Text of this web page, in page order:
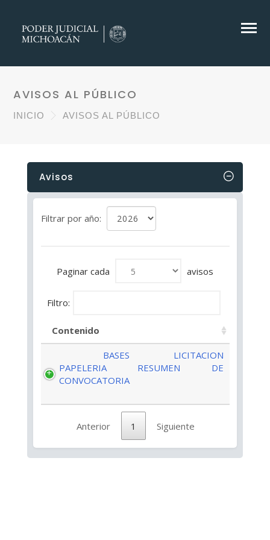
AVISOS AL PÚBLICO
INICIO AVISOS AL PÚBLICO
Avisos
Filtrar por año:
Paginar cada avisos
Filtro:
Contenido
BASES LICITACION
PAPELERIA
RESUMEN DE
CONVOCATORIA
Anterior 1 Siguiente